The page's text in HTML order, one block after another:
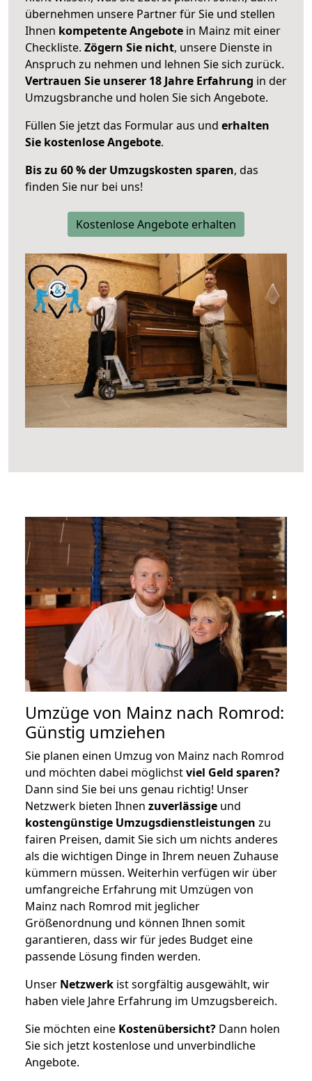
übernehmen unsere Partner für Sie und stellen
Ihnen kompetente Angebote in Mainz mit einer
Checkliste. Zögern Sie nicht, unsere Dienste in
Anspruch zu nehmen und lehnen Sie sich zurück.
Vertrauen Sie unserer 18 Jahre Erfahrung in der
Umzugsbranche und holen Sie sich Angebote.
Füllen Sie jetzt das Formular aus und erhalten
Sie kostenlose Angebote.
Bis zu 60 % der Umzugskosten sparen, das
finden Sie nur bei uns!
Kostenlose Angebote erhalten
Umzüge von Mainz nach Romrod:
Günstig umziehen
Sie planen einen Umzug von Mainz nach Romrod
und möchten dabei möglichstviel Geld sparen?
Dann sind Sie bei uns genau richtig! Unser
Netzwerk bieten Ihnen zuverlässige und
kostengünstige Umzugsdienstleistungen zu
fairen Preisen, damit Sie sich um nichts anderes
als die wichtigen Dinge in Ihrem neuen Zuhause
kümmern müssen. Weiterhin verfügen wir über
umfangreiche Erfahrung mit Umzügen von
Mainz nach Romrod mit jeglicher
Größenordnung und können Ihnen somit
garantieren, dass wir für jedes Budget eine
passende Lösung finden werden.
Unser Netzwerk ist sorgfältig ausgewählt, wir
haben viele Jahre Erfahrung im Umzugsbereich.
Sie möchten eine Kostenübersicht? Dann holen
Sie sich jetzt kostenlose und unverbindliche
Angebote.